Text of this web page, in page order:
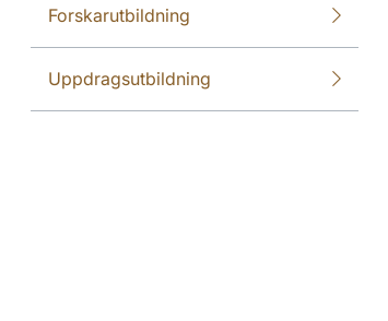
Forskarutbildning
Uppdragsutbildning